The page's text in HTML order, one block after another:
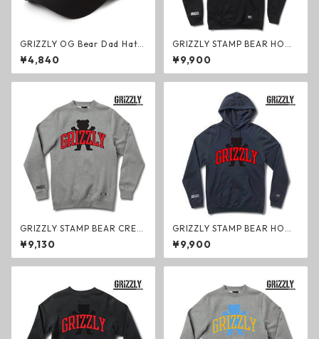
GRIZZLY OG Bear Dad Hat
キャップ ブラック ファッショ
ン 帽子 グリズリー
¥4,840
GRIZZLY STAMP BEAR HOO
D フードパーカー ブラック フ
ァッション グリズリー ヘビー
ウェイトボディ
¥9,900
GRIZZLY STAMP BEAR CREW
クルースウェット グレー ファ
ッション グリズリー ヘビーウ
ェイトボディ
¥9,130
GRIZZLY STAMP BEAR HOO
D フードパーカー ネイビー フ
ァッション グリズリー ヘビー
ウェイトボディ
¥9,900